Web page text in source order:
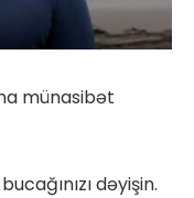
münasibət
dəyişin.